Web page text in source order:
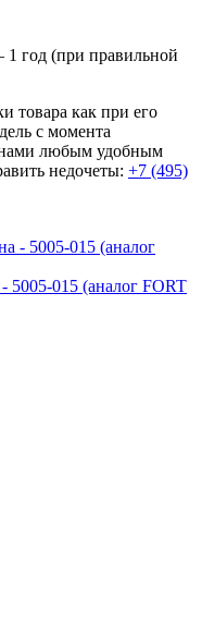
год (при правильной
товара как при его
с момента
нами любым удобным
недочеты: +7 (495)
5005-015 (аналог FORT